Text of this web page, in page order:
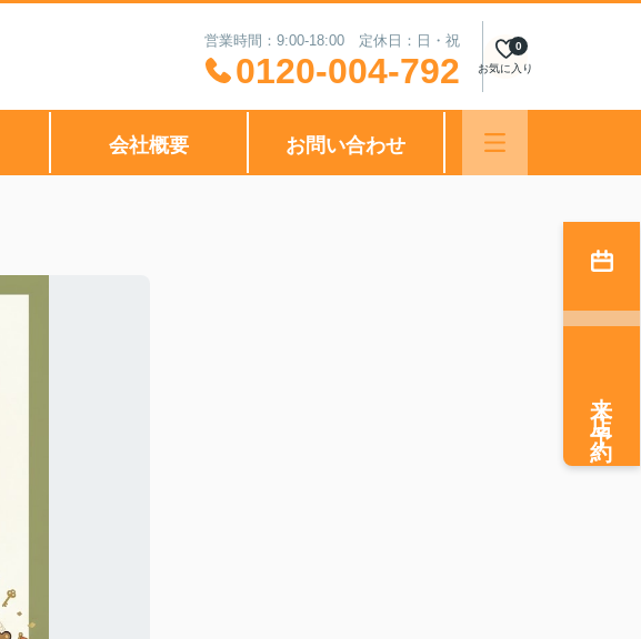
営業時間：9:00-18:00 定休日：日・祝
0120-004-792 お気に入り
0
会社概要 お問い合わせ
来店予約